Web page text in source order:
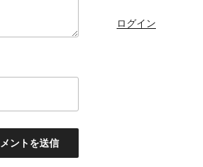
ログイン